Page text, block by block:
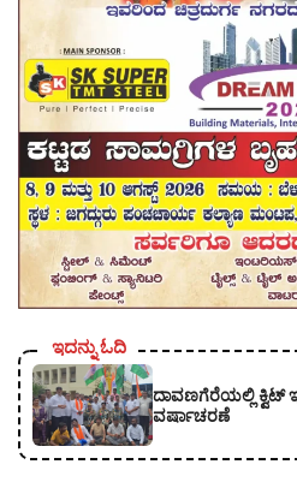
ಇದನ್ನು ಓದಿ
ದಾವಣಗೆರೆಯಲ್ಲಿ
ವರ್ಷಾಚರಣೆ